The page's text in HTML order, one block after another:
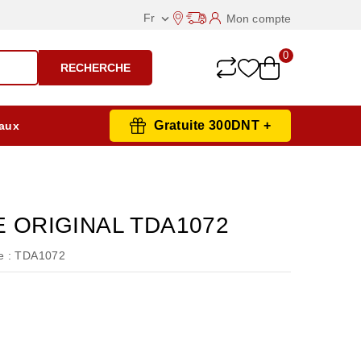
Fr  Mon compte
RECHERCHE
0
Gratuite 300DNT +
ORIGINAL TDA1072
: TDA1072